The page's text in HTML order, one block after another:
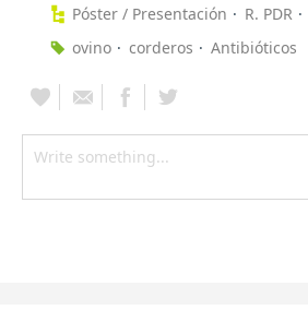
Póster / Presentación R. PDR
ovino
corderos Antibióticos